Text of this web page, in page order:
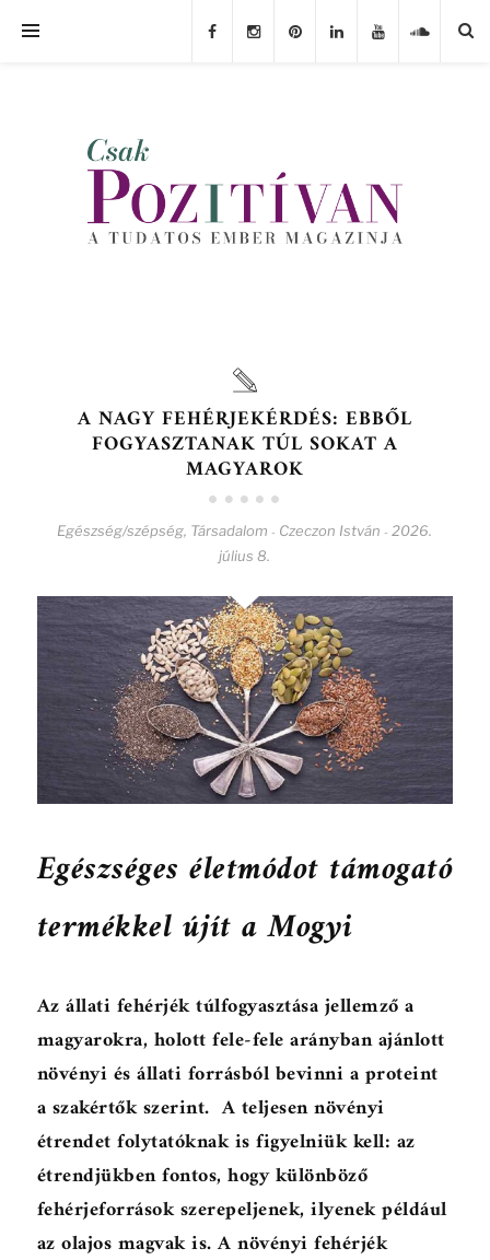
A NAGY FEHÉRJEKÉRDÉS: EBBŐL
FOGYASZTANAK TÚL SOKAT A
MAGYAROK
Egészség/szépség, Társadalom - Czeczon István - 2026.
július 8.
Egészséges életmódot támogató
termékkel újít a Mogyi
Az állati fehérjék túlfogyasztása jellemző a
magyarokra, holott fele-fele arányban ajánlott
növényi és állati forrásból bevinni a proteint
a szakértők szerint. A teljesen növényi
étrendet folytatóknak is figyelniük kell: az
étrendjükben fontos, hogy különböző
fehérjeforrások szerepeljenek, ilyenek például
az olajos magvak is. A növényi fehérjék